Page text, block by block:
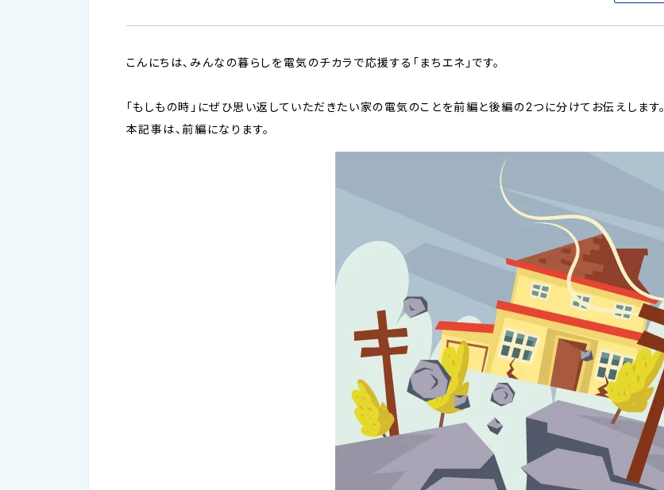
こんにちは、みんなの暮らしを電気のチカラで応援する「まちエネ」です。
「もしもの時」にぜひ思い返していただきたい家の電気のことを前編と後編の2つに分けてお伝えします。
本記事は、前編になります。